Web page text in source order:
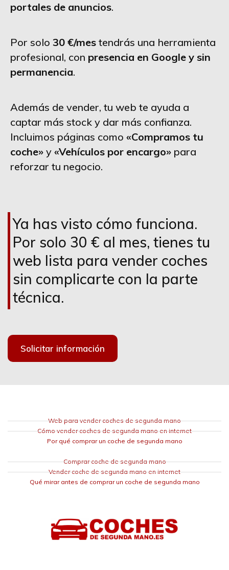
portales de anuncios.
Por solo 30 €/mes tendrás una herramienta
profesional, con presencia en Google y sin
permanencia.
Además de vender, tu web te ayuda a
captar más stock y dar más confianza.
Incluimos páginas como «Compramos tu
coche» y «Vehículos por encargo» para
reforzar tu negocio.
Ya has visto cómo funciona.
Por solo 30 € al mes, tienes tu
web lista para vender coches
sin complicarte con la parte
técnica.
Solicitar información
Web para vender coches de segunda mano
Cómo vender coches de segunda mano en internet
Por qué comprar un coche de segunda mano
Comprar coche de segunda mano
Vender coche de segunda mano en internet
Qué mirar antes de comprar un coche de segunda mano